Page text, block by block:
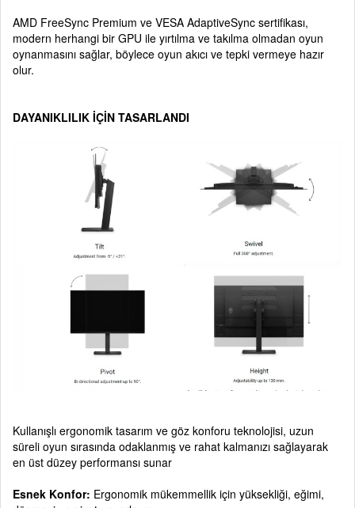
AMD FreeSync Premium ve VESA AdaptiveSync sertifikası,
modern herhangi bir GPU ile yırtılma ve takılma olmadan oyun
oynanmasını sağlar, böylece oyun akıcı ve tepki vermeye hazır
olur.
DAYANIKLILIK İÇİN TASARLANDI
Kullanışlı ergonomik tasarım ve göz konforu teknolojisi, uzun
süreli oyun sırasında odaklanmış ve rahat kalmanızı sağlayarak
en üst düzey performansı sunar
Esnek Konfor: Ergonomik mükemmellik için yüksekliği, eğimi,